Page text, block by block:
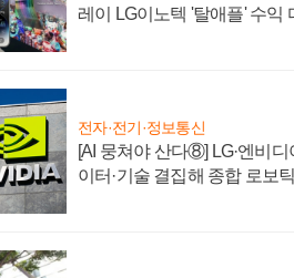
레이 LG이노텍 '탈애플' 수익
전자·전기·정보통신
[AI 뭉쳐야 산다⑧] LG·엔비디
이터·기술 결집해 종합 로보